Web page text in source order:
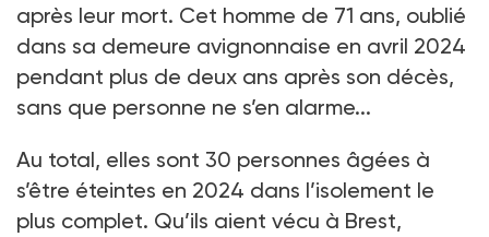
après leur mort. Cet homme de 71 ans, oublié
dans sa demeure avignonnaise en avril 2024
pendant plus de deux ans après son décès,
sans que personne ne s’en alarme...
Au total, elles sont 30 personnes âgées à
s’être éteintes en 2024 dans l’isolement le
plus complet. Qu’ils aient vécu à Brest,